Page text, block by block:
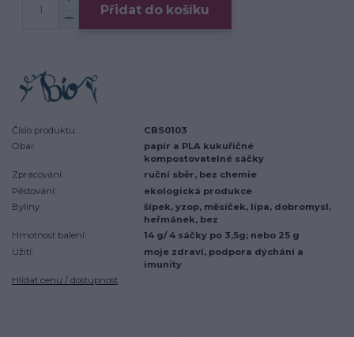
Přidat do košíku
Číslo produktu:
CBS0103
Obal:
papír a PLA kukuřičné
kompostovatelné sáčky
Zpracování:
ruční sběr, bez chemie
Pěstování:
ekologická produkce
Byliny:
šípek, yzop, měsíček, lípa, dobromysl,
heřmánek, bez
Hmotnost balení:
14 g/ 4 sáčky po 3,5g; nebo 25 g
Užití:
moje zdraví, podpora dýchání a
imunity
Hlídat cenu / dostupnost